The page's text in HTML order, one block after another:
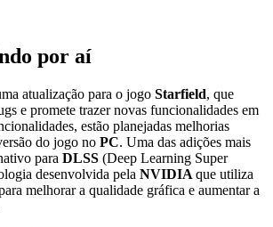
por aí
atualização para o jogo Starfield, que
e promete trazer novas funcionalidades em
estão planejadas melhorias
do jogo no PC. Uma das adições mais
para DLSS (Deep Learning Super
desenvolvida pela NVIDIA que utiliza
melhorar a qualidade gráfica e aumentar a